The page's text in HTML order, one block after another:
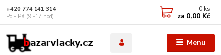
Menu
+420 774 141 314
Po - Pá (9 -17 hod)
0 ks
za 0,00 Kč